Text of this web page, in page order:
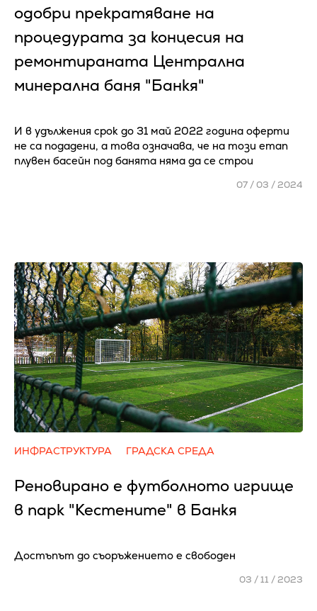
одобри прекратяване на
процедурата за концесия на
ремонтираната Централна
минерална баня "Банкя"
И в удължения срок до 31 май 2022 година оферти
не са подадени, а това означава, че на този етап
плувен басейн под банята няма да се строи
07 / 03 / 2024
ИНФРАСТРУКТУРА ГРАДСКА СРЕДА
Реновирано е футболното игрище
в парк "Кестените" в Банкя
Достъпът до съоръжението е свободен
03 / 11 / 2023